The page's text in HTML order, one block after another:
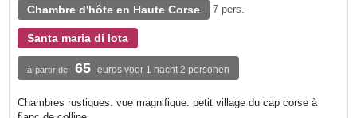
Chambre d'hôte en Haute Corse 7 pers.
Santa maria di lota
à partir de 65 euros voor 1 nacht 2 personen
Chambres rustiques. vue magnifique. petit village du cap corse à